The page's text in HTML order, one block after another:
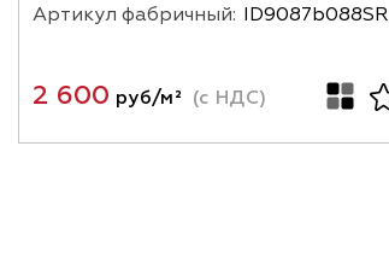
Артикул фабричный: ID9087b088SR
2 600 руб/м² (с НДС)